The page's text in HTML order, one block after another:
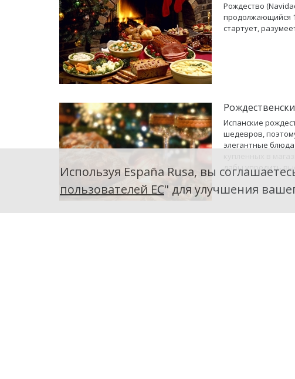
Рождество
продолжающийся
стартует,
Испанские
шедевров,
элегантные
дабы упредить
Используя España Rusa, вы
пользователей ЕС" для улучшения